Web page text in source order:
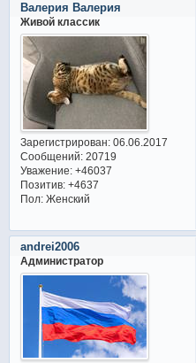
Валерия Валерия
Живой классик
Зарегистрирован: 06.06.2017
Сообщений:20719
Уважение: +46037
Позитив: +4637
Пол:Женский
andrei2006
Администратор